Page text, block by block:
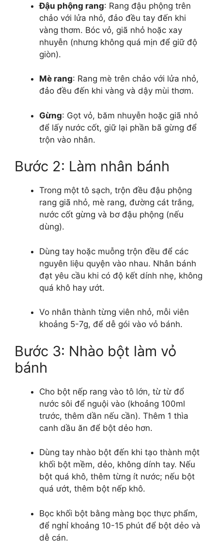
Đậu phộng rang: Rang đậu phộng trên
chảo với lửa nhỏ, đảo đều tay đến khi
vàng thơm. Bóc vỏ, giã nhỏ hoặc xay
nhuyễn (nhưng không quá mịn để giữ độ
giòn).
Mè rang: Rang mè trên chảo với lửa nhỏ,
đảo đều đến khi vàng và dậy mùi thơm.
Gừng: Gọt vỏ, băm nhuyễn hoặc giã nhỏ
để lấy nước cốt, giữ lại phần bã gừng để
trộn vào nhân.
Bước 2: Làm nhân bánh
Trong một tô sạch, trộn đều đậu phộng
rang giã nhỏ, mè rang, đường cát trắng,
nước cốt gừng và bơ đậu phộng (nếu
dùng).
Dùng tay hoặc muỗng trộn đều để các
nguyên liệu quyện vào nhau. Nhân bánh
đạt yêu cầu khi có độ kết dính nhẹ, không
quá khô hay ướt.
Vo nhân thành từng viên nhỏ, mỗi viên
khoảng 5-7g, để dễ gói vào vỏ bánh.
Bước 3: Nhào bột làm vỏ
bánh
Cho bột nếp rang vào tô lớn, từ từ đổ
nước sôi để nguội vào (khoảng 100ml
trước, thêm dần nếu cần). Thêm 1 thìa
canh dầu ăn để bột dẻo hơn.
Dùng tay nhào bột đến khi tạo thành một
khối bột mềm, dẻo, không dính tay. Nếu
bột quá khô, thêm từng ít nước; nếu bột
quá ướt, thêm bột nếp khô.
Bọc khối bột bằng màng bọc thực phẩm,
để nghỉ khoảng 10-15 phút để bột dẻo và
dễ cán.